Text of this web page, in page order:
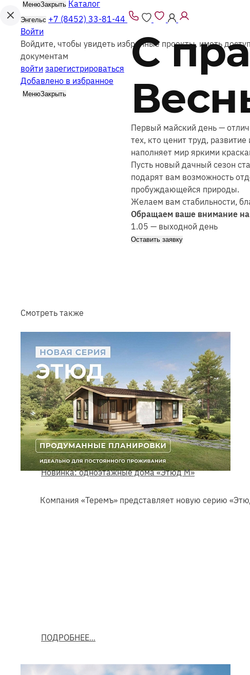
МенюЗакрыть Каталог
Энгельс +7 (8452) 33-81-44
Войти
Войдите, чтобы увидеть избранные проекты, иметь
документам
войти зарегистрироваться
Добавлено в избранное
МенюЗакрыть
С
Первый майский день —
тех, кто ценит труд,
наполняет мир яркими
Пусть новый дачный сезон
подарят вам возможность
пробуждающейся природы.
Желаем вам стабильности,
Обращаем ваше внимание
1.05 — выходной день
Оставить заявку
Смотреть также
Новинка: одноэтажные дома «Этюд М»
Компания «Теремъ» представляет новую серию
ПОДРОБНЕЕ